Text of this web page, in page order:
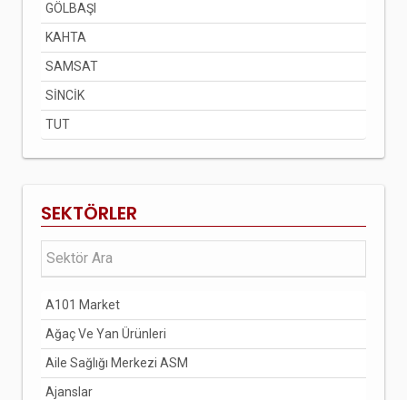
GÖLBAŞI
KAHTA
SAMSAT
SİNCİK
TUT
SEKTÖRLER
A101 Market
Ağaç Ve Yan Ürünleri
Aile Sağlığı Merkezi ASM
Ajanslar